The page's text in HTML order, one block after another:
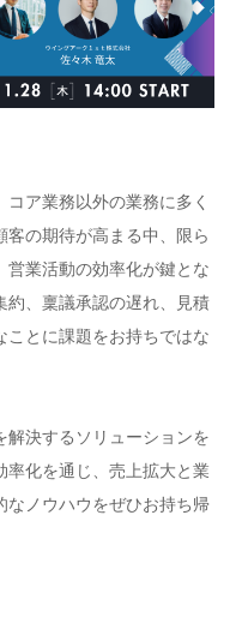
ア業務以外の業務に多く
の期待が高まる中、限ら
営業活動の効率化が鍵とな
約、稟議承認の遅れ、見積
ことに課題をお持ちではな
解決するソリューションを
率化を通じ、売上拡大と業
なノウハウをぜひお持ち帰